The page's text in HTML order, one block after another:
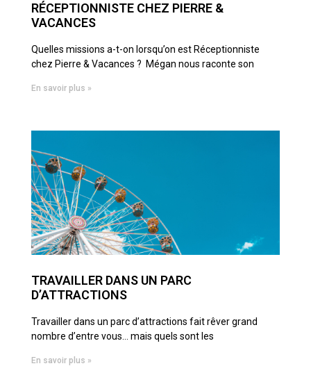
RÉCEPTIONNISTE CHEZ PIERRE &
VACANCES
Quelles missions a-t-on lorsqu’on est Réceptionniste
chez Pierre & Vacances ? Mégan nous raconte son
En savoir plus »
TRAVAILLER DANS UN PARC
D’ATTRACTIONS
Travailler dans un parc d’attractions fait rêver grand
nombre d’entre vous… mais quels sont les
En savoir plus »